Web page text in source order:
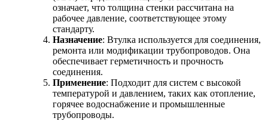
означает, что толщина стенки рассчитана на
рабочее давление, соответствующее этому
стандарту.
Назначение: Втулка используется для соединения,
ремонта или модификации трубопроводов. Она
обеспечивает герметичность и прочность
соединения.
Применение: Подходит для систем с высокой
температурой и давлением, таких как отопление,
горячее водоснабжение и промышленные
трубопроводы.